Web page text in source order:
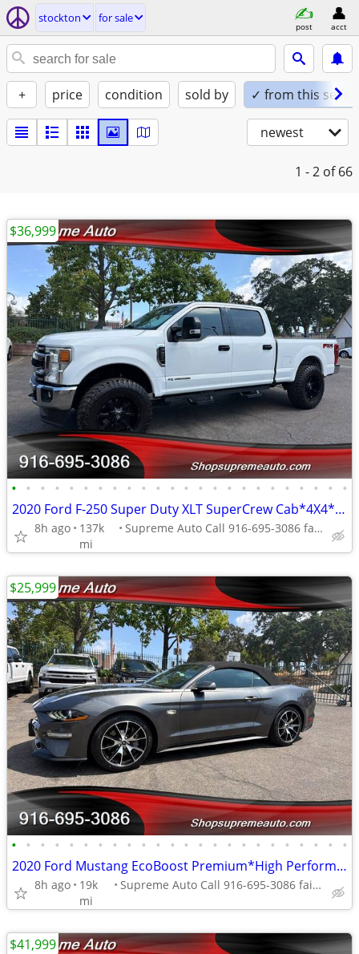
stockton for sale
post acct
+ price condition sold by ✓ from this seller
newest
1 - 2 of 66
• • • • • • • • • • • • • • • • • • • • • • • •
2020 Ford F-250 Super Duty XLT SuperCrew Cab*4X4*Lifted*Tow Package*
8h ago
137k
mi
Supreme Auto Call 916-695-3086 fair oaks
$36,999
• • • • • • • • • • • • • • • • • • • • • • • •
2020 Ford Mustang EcoBoost Premium*High Performance Package*loaded*
8h ago
19k
mi
Supreme Auto Call 916-695-3086 fair oaks
$25,999
$41,999